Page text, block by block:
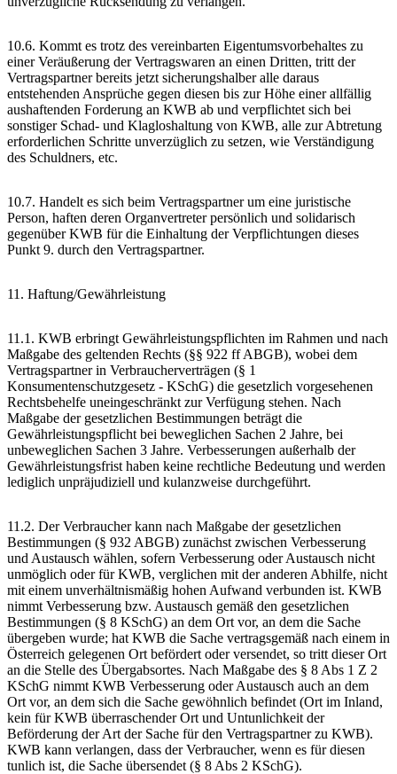
10.6. Kommt es trotz des vereinbarten Eigentumsvorbehaltes zu
einer Veräußerung der Vertragswaren an einen Dritten, tritt der
Vertragspartner bereits jetzt sicherungshalber alle daraus
entstehenden Ansprüche gegen diesen bis zur Höhe einer allfällig
aushaftenden Forderung an KWB ab und verpflichtet sich bei
sonstiger Schad- und Klagloshaltung von KWB, alle zur Abtretung
erforderlichen Schritte unverzüglich zu setzen, wie Verständigung
des Schuldners, etc.
10.7. Handelt es sich beim Vertragspartner um eine juristische
Person, haften deren Organvertreter persönlich und solidarisch
gegenüber KWB für die Einhaltung der Verpflichtungen dieses
Punkt 9. durch den Vertragspartner.
11. Haftung/Gewährleistung
11.1. KWB erbringt Gewährleistungspflichten im Rahmen und nach
Maßgabe des geltenden Rechts (§§ 922 ff ABGB), wobei dem
Vertragspartner in Verbraucherverträgen (§ 1
Konsumentenschutzgesetz - KSchG) die gesetzlich vorgesehenen
Rechtsbehelfe uneingeschränkt zur Verfügung stehen. Nach
Maßgabe der gesetzlichen Bestimmungen beträgt die
Gewährleistungspflicht bei beweglichen Sachen 2 Jahre, bei
unbeweglichen Sachen 3 Jahre. Verbesserungen außerhalb der
Gewährleistungsfrist haben keine rechtliche Bedeutung und werden
lediglich unpräjudiziell und kulanzweise durchgeführt.
11.2. Der Verbraucher kann nach Maßgabe der gesetzlichen
Bestimmungen (§ 932 ABGB) zunächst zwischen Verbesserung
und Austausch wählen, sofern Verbesserung oder Austausch nicht
unmöglich oder für KWB, verglichen mit der anderen Abhilfe, nicht
mit einem unverhältnismäßig hohen Aufwand verbunden ist. KWB
nimmt Verbesserung bzw. Austausch gemäß den gesetzlichen
Bestimmungen (§ 8 KSchG) an dem Ort vor, an dem die Sache
übergeben wurde; hat KWB die Sache vertragsgemäß nach einem in
Österreich gelegenen Ort befördert oder versendet, so tritt dieser Ort
an die Stelle des Übergabsortes. Nach Maßgabe des § 8 Abs 1 Z 2
KSchG nimmt KWB Verbesserung oder Austausch auch an dem
Ort vor, an dem sich die Sache gewöhnlich befindet (Ort im Inland,
kein für KWB überraschender Ort und Untunlichkeit der
Beförderung der Art der Sache für den Vertragspartner zu KWB).
KWB kann verlangen, dass der Verbraucher, wenn es für diesen
tunlich ist, die Sache übersendet (§ 8 Abs 2 KSchG).